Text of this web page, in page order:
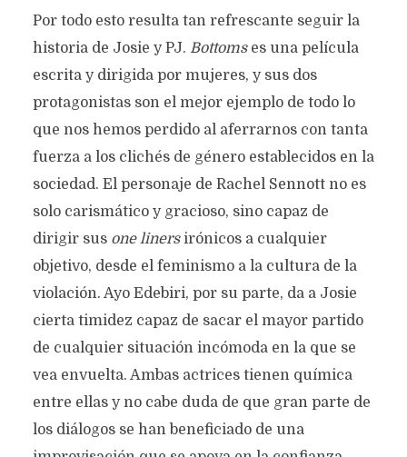
Por todo esto resulta tan refrescante seguir la
historia de Josie y PJ. Bottoms es una película
escrita y dirigida por mujeres, y sus dos
protagonistas son el mejor ejemplo de todo lo
que nos hemos perdido al aferrarnos con tanta
fuerza a los clichés de género establecidos en la
sociedad. El personaje de Rachel Sennott no es
solo carismático y gracioso, sino capaz de
dirigir sus one linersirónicos a cualquier
objetivo, desde el feminismo a la cultura de la
violación. Ayo Edebiri, por su parte, da a Josie
cierta timidez capaz de sacar el mayor partido
de cualquier situación incómoda en la que se
vea envuelta. Ambas actrices tienen química
entre ellas y no cabe duda de que gran parte de
los diálogos se han beneficiado de una